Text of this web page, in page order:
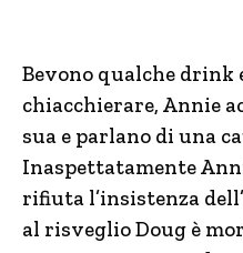
Bevono qualche drink
chiacchierare, Annie
sua e parlano di una
Inaspettatamente
rifiuta l’insistenza
al risveglio Doug è